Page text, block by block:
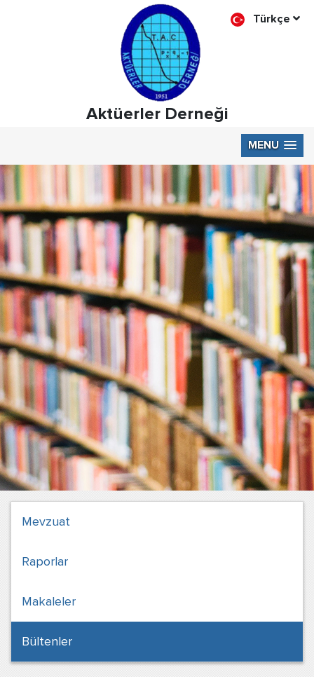
Aktüerler Derneği
MENU
Türkçe
Mevzuat
Raporlar
Makaleler
Bültenler